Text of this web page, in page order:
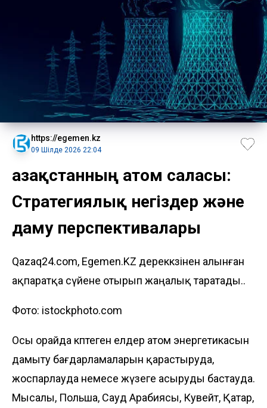
https://egemen.kz
09 Шілде 2026 22:04
Қазақстанның атом саласы:
Стратегиялық негіздер және
даму перспективалары
Qazaq24.com, Egemen.KZ дереккөзінен алынған
ақпаратқа сүйене отырып жаңалық таратады..
Фото: istockphoto.com
Осы орайда көптеген елдер атом энергетикасын
дамыту бағдарламаларын қарастыруда,
жоспарлауда немесе жүзеге асыруды бастауда.
Мысалы, Польша, Сауд Арабиясы, Кувейт, Қатар,